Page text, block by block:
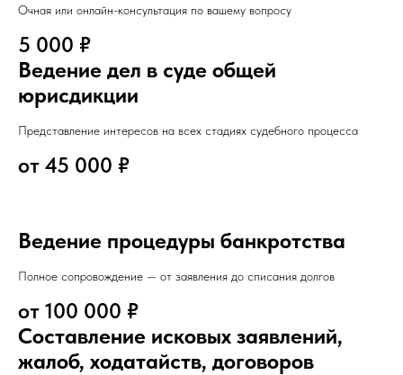
Очная или онлайн-консультация по вашему вопросу
5 000 ₽
Ведение дел в суде общей
юрисдикции
Представление интересов на всех стадиях судебного процесса
от 45 000 ₽
Ведение процедуры банкротства
Полное сопровождение — от заявления до списания долгов
от 100 000 ₽
Составление исковых заявлений,
жалоб, ходатайств, договоров